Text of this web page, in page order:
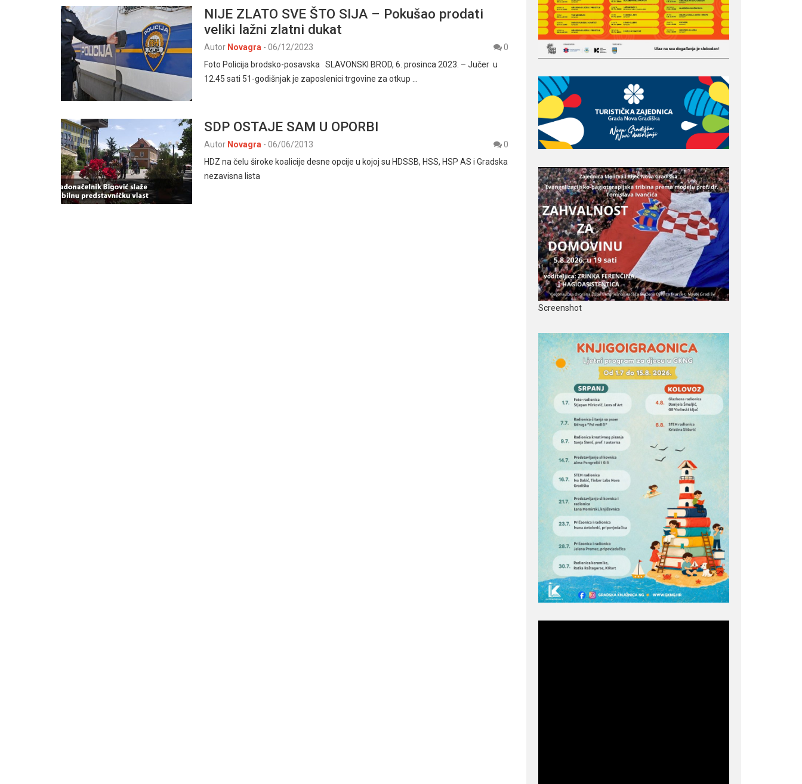
NIJE ZLATO SVE ŠTO SIJA – Pokušao prodati
veliki lažni zlatni dukat
Autor Novagra - 06/12/2023
0
Foto Policija brodsko-posavska SLAVONSKI BROD, 6. prosinca 2023. – Jučer u
12.45 sati 51-godišnjak je zaposlenici trgovine za otkup …
SDP OSTAJE SAM U OPORBI
Autor Novagra - 06/06/2013
0
HDZ na čelu široke koalicije desne opcije u kojoj su HDSSB, HSS, HSP AS i Gradska
nezavisna lista
Screenshot